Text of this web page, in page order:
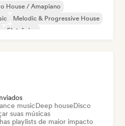
House / Amapiano
Melodic & Progressive House
Eletrônica
musicDeep houseDisco
suas músicas
playlists de maior impacto